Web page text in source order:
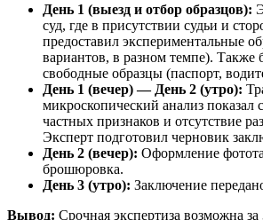
День 1 (выезд и отбор образцов):
суд, где в присутствии судьи и
предоставил экспериментальные
вариантов, в разном темпе). Также
свободные образцы (паспорт,
День 1 (вечер) — День 2 (утро):
микроскопический анализ показал
частных признаков и отсутствие
Эксперт подготовил черновик
День 2 (вечер): Оформление
брошюровка.
День 3 (утро): Заключение
Вывод: Срочная экспертиза возможна